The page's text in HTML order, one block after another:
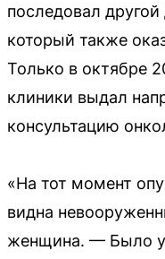
последовал
который также
Только в октябре
клиники выдал
консультацию
«На тот момент
видна
женщина. — Было